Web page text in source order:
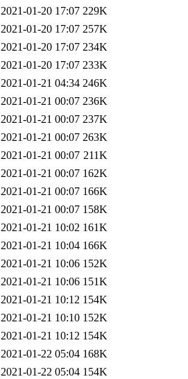
2021-01-20 17:07 229K
2021-01-20 17:07 257K
2021-01-20 17:07 234K
2021-01-20 17:07 233K
2021-01-21 04:34 246K
2021-01-21 00:07 236K
2021-01-21 00:07 237K
2021-01-21 00:07 263K
2021-01-21 00:07 211K
2021-01-21 00:07 162K
2021-01-21 00:07 166K
2021-01-21 00:07 158K
2021-01-21 10:02 161K
2021-01-21 10:04 166K
2021-01-21 10:06 152K
2021-01-21 10:06 151K
2021-01-21 10:12 154K
2021-01-21 10:10 152K
2021-01-21 10:12 154K
2021-01-22 05:04 168K
2021-01-22 05:04 154K